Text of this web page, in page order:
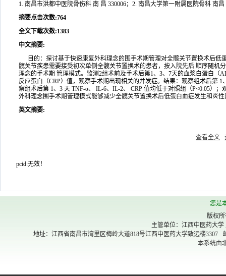
1. 南昌市洪都中医院骨伤科 南 昌 330006；2. 南昌大学第一附属医院骨科 南昌
摘要点击次数:764
全文下载次数:1383
中文摘要:
目的：探讨基于快速康复外科理念的围手术期管理对全髋关节置换术后
髋关节疾患需要接受初次单侧全髋关节置换术的患者，按入院先后 顺序随机
理念的手术期 管理模式。监测2组术前及手术后第1、3、7天的血浆白蛋白
反应蛋白（CRP）值，观察手术期出现相关的并发症。结果：观察组术后第
察组术后第 1、3 天 TNF-α、 IL-6、IL-2、 CRP 值均低于对照组（P<0.05）
外科理念围手术期管理模式能够减少全髋关节置换术后低蛋白血症发生和炎
英文摘要:
查看全文
pcid:无效！
您是
版权
主管单位：江西中医药大
地址：江西省南昌市湾里区梅岭大道818号江西中医药大学致远楼3307
本系统由